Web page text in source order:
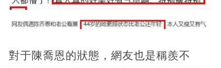
對于陳喬恩的狀態，網友也是稱羨不